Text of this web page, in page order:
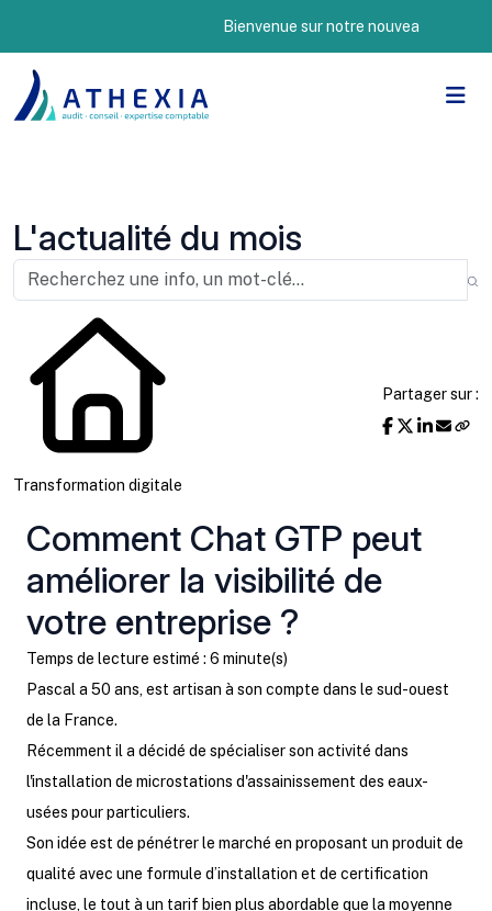
Bienvenue sur notre nouveau site Internet !
L'actualité du mois
Transformation digitale
Partager sur :
Comment Chat GTP peut
améliorer la visibilité de
votre entreprise ?
Temps de lecture estimé : 6 minute(s)
Pascal a 50 ans, est artisan à son compte dans le sud-ouest
de la France.
Récemment il a décidé de spécialiser son activité dans
l'installation de microstations d'assainissement des eaux-
usées pour particuliers.
Son idée est de pénétrer le marché en proposant un produit de
qualité avec une formule d’installation et de certification
incluse, le tout à un tarif bien plus abordable que la moyenne